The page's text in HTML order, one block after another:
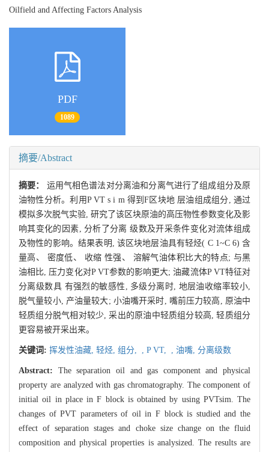
Oilfield and Affecting Factors Analysis
PDF
1089
摘要/Abstract
摘要： 运用气相色谱法对分离油和分离气进行了组成组分及原
油物性分析。利用P VT s i m 得到F区块地 层油组成组分, 通过
模拟多次脱气实验, 研究了该区块原油的高压物性参数变化及影
响其变化的因素, 分析了分离 级数及开采条件变化对流体组成
及物性的影响。结果表明, 该区块地层油具有轻烃( C 1~C 6) 含
量高、 密度低、 收缩 性强、 溶解气油体积比大的特点; 与黑
油相比, 压力变化对P VT参数的影响更大; 油藏流体P VT特征对
分离级数具 有强烈的敏感性, 多级分离时, 地层油收缩率较小,
脱气量较小, 产油量较大; 小油嘴开采时, 嘴前压力较高, 原油中
轻质组分脱气相对较少, 采出的原油中轻质组分较高, 轻质组分
更容易被开采出来。
关键词: 挥发性油藏, 轻烃, 组分, , P VT, , 油嘴, 分离级数
Abstract: The separation oil and gas component and physical
property are analyzed with gas chromatography. The component of
initial oil in place in F block is obtained by using PVTsim. The
changes of PVT parameters of oil in F block is studied and the
effect of separation stages and choke size change on the fluid
composition and physical properties is analysized. The results are